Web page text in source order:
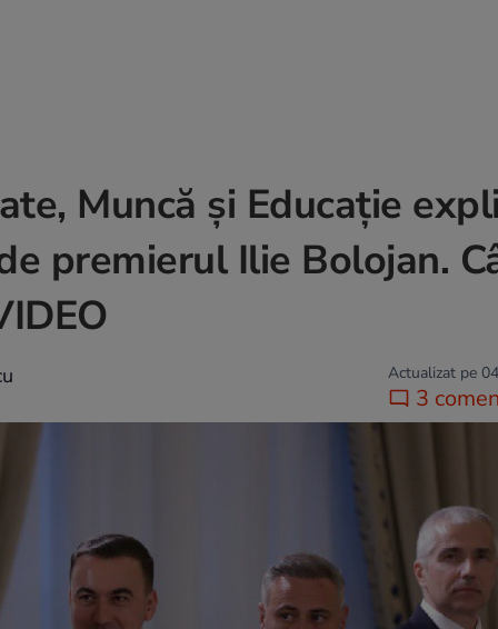
Muncă și Educație
premierul Ilie Bolojan.
Actualizat pe
3